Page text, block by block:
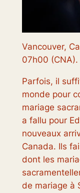
Vancouver,
07h00 (CNA).
Parfois, il
monde pour
mariage
a fallu pour
nouveaux
Canada. Ils
dont les
de mariage à